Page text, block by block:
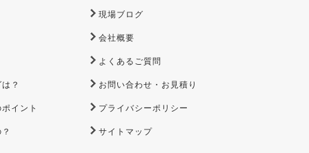
？
イント
現場ブログ
会社概要
よくあるご質問
お問い合わせ・お見積り
プライバシーポリシー
サイトマップ